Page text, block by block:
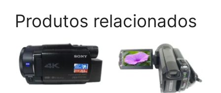
Produtos relacionados